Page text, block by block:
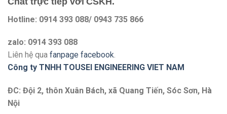
Hotline: 0914 393 088/ 0943 735 866
zalo: 0914 393 088
Liên hệ qua fanpage facebook.
Công ty TNHH TOUSEI ENGINEERING VIET NAM
ĐC: Đội 2, thôn Xuân Bách, xã Quang Tiến, Sóc Sơn, Hà
Nội